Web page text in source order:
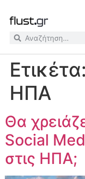
Ετικέτα:
ΗΠΑ
Θα
Social
στις ΗΠΑ;